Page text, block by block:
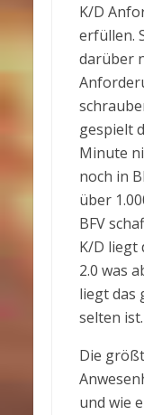
K/D
erfüllen.
darüber
gespielt
Minute
noch in
über
BFV
K/D liegt
2.0 was
liegt das
selten ist.
Die
und wie